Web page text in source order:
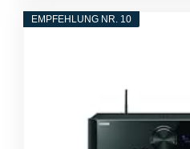
EMPFEHLUNG NR. 10